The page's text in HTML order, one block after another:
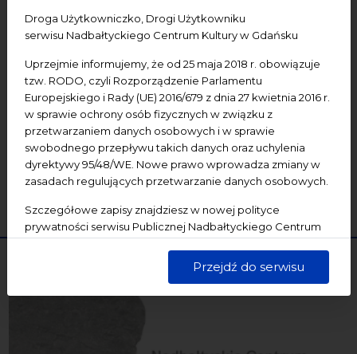
Droga Użytkowniczko, Drogi Użytkowniku
serwisu Nadbałtyckiego Centrum Kultury w Gdańsku
Uprzejmie informujemy, że od 25 maja 2018 r. obowiązuje
tzw. RODO, czyli Rozporządzenie Parlamentu
Europejskiego i Rady (UE) 2016/679 z dnia 27 kwietnia 2016 r.
w sprawie ochrony osób fizycznych w związku z
przetwarzaniem danych osobowych i w sprawie
swobodnego przepływu takich danych oraz uchylenia
dyrektywy 95/48/WE. Nowe prawo wprowadza zmiany w
zasadach regulujących przetwarzanie danych osobowych.
Szczegółowe zapisy znajdziesz w nowej polityce
prywatności serwisu Publicznej Nadbałtyckiego Centrum
dane są przetwarzane w sposób bezpieczny, z należytą
starannością i zgodnie z obowiązującymi przepisami.
Przejdź do serwisu
Data końcowa
Termin:
-Wszystkie- Dzisiaj Jutro Pojutrze
Następny tydzień Następny miesiąc